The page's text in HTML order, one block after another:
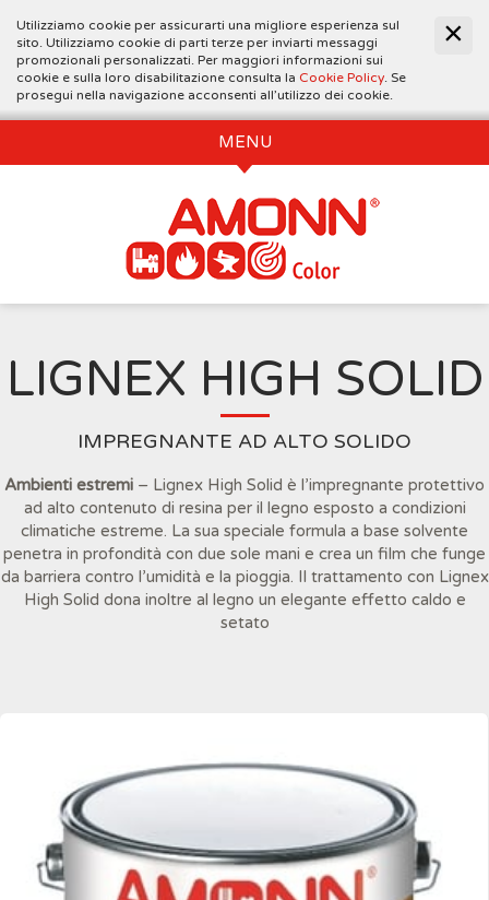
Utilizziamo cookie per assicurarti una migliore esperienza sul
sito. Utilizziamo cookie di parti terze per inviarti messaggi
promozionali personalizzati. Per maggiori informazioni sui
cookie e sulla loro disabilitazione consulta la Cookie Policy. Se
prosegui nella navigazione acconsenti all’utilizzo dei cookie.
MENU
LIGNEX HIGH SOLID
IMPREGNANTE AD ALTO SOLIDO
Ambienti estremi – Lignex High Solid è l’impregnante protettivo
ad alto contenuto di resina per il legno esposto a condizioni
climatiche estreme. La sua speciale formula a base solvente
penetra in profondità con due sole mani e crea un film che funge
da barriera contro l’umidità e la pioggia. Il trattamento con Lignex
High Solid dona inoltre al legno un elegante effetto caldo e
setato